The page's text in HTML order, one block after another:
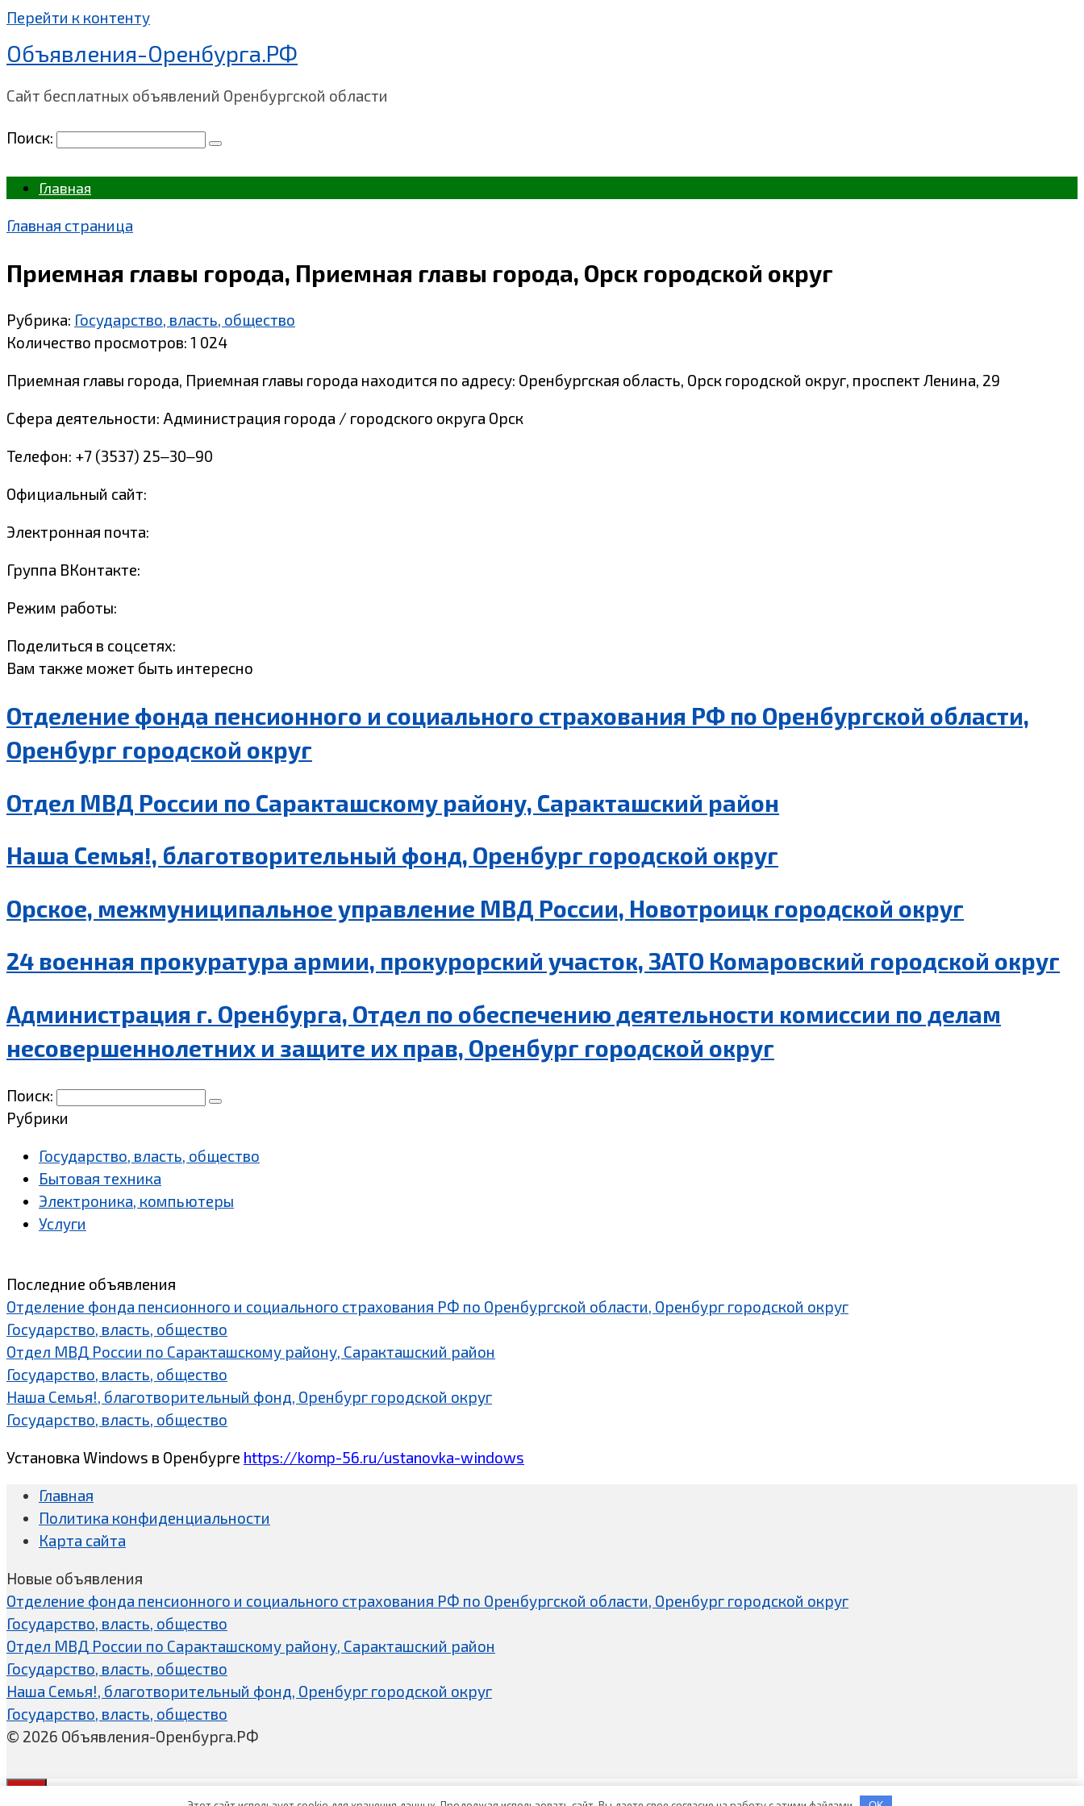
Перейти к контенту
Объявления-Оренбурга.РФ
Сайт бесплатных объявлений Оренбургской области
Поиск:
Главная
Главная страница
Приемная главы города, Приемная главы города, Орск городской округ
Рубрика: Государство, власть, общество
Количество просмотров: 1 024
Приемная главы города, Приемная главы города находится по адресу: Оренбургская область, Орск городской округ, проспект Ленина, 29
Сфера деятельности: Администрация города / городского округа Орск
Телефон: +7 (3537) 25‒30‒90
Официальный сайт:
Электронная почта:
Группа ВКонтакте:
Режим работы:
Поделиться в соцсетях:
Вам также может быть интересно
Отделение фонда пенсионного и социального страхования РФ по Оренбургской области,
Оренбург городской округ
Отдел МВД России по Саракташскому району, Саракташский район
Наша Семья!, благотворительный фонд, Оренбург городской округ
Орское, межмуниципальное управление МВД России, Новотроицк городской округ
24 военная прокуратура армии, прокурорский участок, ЗАТО Комаровский городской округ
Администрация г. Оренбурга, Отдел по обеспечению деятельности комиссии по делам
несовершеннолетних и защите их прав, Оренбург городской округ
Поиск:
Рубрики
Государство, власть, общество
Бытовая техника
Электроника, компьютеры
Услуги
Последние объявления
Отделение фонда пенсионного и социального страхования РФ по Оренбургской области, Оренбург городской округ
Государство, власть, общество
Отдел МВД России по Саракташскому району, Саракташский район
Государство, власть, общество
Наша Семья!, благотворительный фонд, Оренбург городской округ
Государство, власть, общество
Установка Windows в Оренбурге https://komp-56.ru/ustanovka-windows
Главная
Политика конфиденциальности
Карта сайта
Новые объявления
Отделение фонда пенсионного и социального страхования РФ по Оренбургской области, Оренбург городской округ
Государство, власть, общество
Отдел МВД России по Саракташскому району, Саракташский район
Государство, власть, общество
Наша Семья!, благотворительный фонд, Оренбург городской округ
Государство, власть, общество
© 2026 Объявления-Оренбурга.РФ